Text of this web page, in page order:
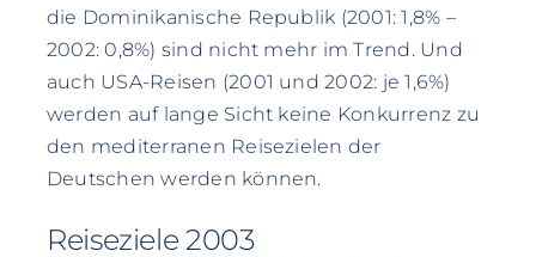
die Dominikanische Republik (2001: 1,8% –
2002: 0,8%) sind nicht mehr im Trend. Und
auch USA-Reisen (2001 und 2002: je 1,6%)
werden auf lange Sicht keine Konkurrenz zu
den mediterranen Reisezielen der
Deutschen werden können.
Reiseziele 2003